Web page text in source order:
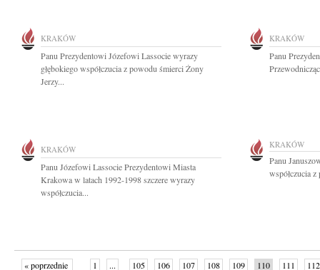
KRAKÓW
Panu Prezydentowi Józefowi Lassocie wyrazy
głębokiego współczucia z powodu śmierci Żony
Jerzy...
KRAKÓW
Panu
KRAKÓW
Panu Józefowi Lassocie Prezydentowi Miasta
Krakowa w latach 1992-1998 szczere wyrazy
współczucia...
KRAKÓW
Panu
współczucia
« poprzednie 1 ... 105 106 107 108 109 110 111 112